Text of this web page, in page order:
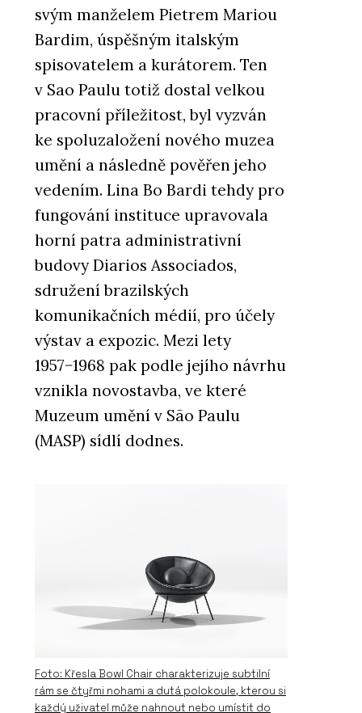
svým manželem Pietrem Mariou
Bardim, úspěšným italským
spisovatelem a kurátorem. Ten
v Sao Paulu totiž dostal velkou
pracovní příležitost, byl vyzván
ke spoluzaložení nového muzea
umění a následně pověřen jeho
vedením. Lina Bo Bardi tehdy pro
fungování instituce upravovala
horní patra administrativní
budovy Diarios Associados,
sdružení brazilských
komunikačních médií, pro účely
výstav a expozic. Mezi lety
1957−1968 pak podle jejího návrhu
vznikla novostavba, ve které
Muzeum umění v São Paulu
(MASP) sídlí dodnes.
Foto: Křesla Bowl Chair charakterizuje subtilní
rám se čtyřmi nohami a dutá polokoule, kterou si
každý uživatel může nahnout nebo umístit do